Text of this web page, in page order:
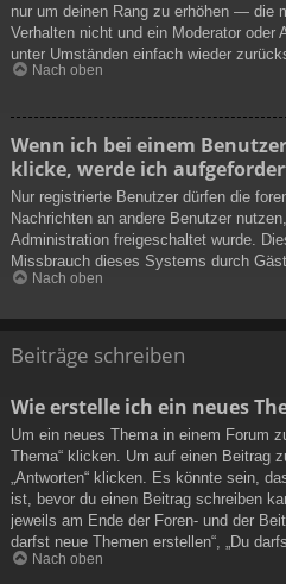
nur um deinen Rang zu erhöhen — die
Verhalten nicht und ein Moderator oder
unter Umständen einfach wieder
Nach oben
Wenn ich bei einem
klicke, werde ich
Nur registrierte Benutzer dürfen die
Nachrichten an andere Benutzer
Administration freigeschaltet wurde.
Missbrauch dieses Systems durch
Nach oben
Beiträge schreiben
Wie erstelle ich ein neues
Um ein neues Thema in einem Forum
Thema“ klicken. Um auf einen Beitrag
„Antworten“ klicken. Es könnte sein,
ist, bevor du einen Beitrag schreiben
jeweils am Ende der Foren- und der
darfst neue Themen erstellen“, „Du
Nach oben